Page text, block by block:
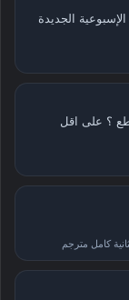
يجب تحديث الموقع لتنزيل عروض AEW الإسبوعية الجديدة
؟ على اقل